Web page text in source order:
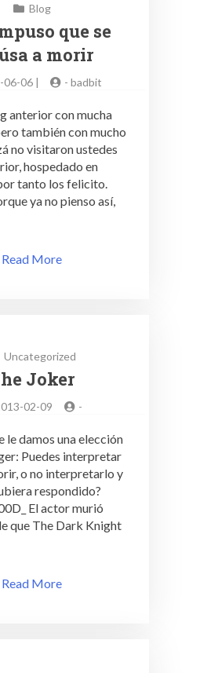
Blog
que se
a morir
06-06 | - badbit
anterior con mucha
también con mucho
no visitaron ustedes
hospedado en
tanto los felicito.
ya no pienso así,
Read More
Uncategorized
Joker
02-09 -
le damos una elección
Puedes interpretar
o no interpretarlo y
respondido?
El actor murió
que The Dark Knight
Read More